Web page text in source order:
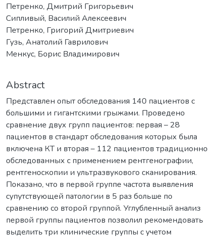
Петренко, Дмитрий Григорьевич
Сипливый, Василий Алексеевич
Петренко, Григорий Дмитриевич
Гузь, Анатолий Гаврилович
Менкус, Борис Владимирович
Abstract
Представлен опыт обследования 140 пациентов с
большими и гигантскими грыжами. Проведено
сравнение двух групп пациентов: первая – 28
пациентов в стандарт обследования которых была
включена КТ и вторая – 112 пациентов традиционно
обследованных с применением рентгенографии,
рентгеноскопии и ультразвукового сканирования.
Показано, что в первой группе частота выявления
супутствующей патологии в 5 раз больше по
сравнению со второй группой. Углубленный анализ
первой группы пациентов позволил рекомендовать
выделить три клинические группы с учетом